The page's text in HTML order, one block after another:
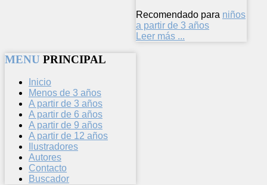
Recomendado para niños
a partir de 3 años
Leer más ...
MENU PRINCIPAL
Inicio
Menos de 3 años
A partir de 3 años
A partir de 6 años
A partir de 9 años
A partir de 12 años
Ilustradores
Autores
Contacto
Buscador